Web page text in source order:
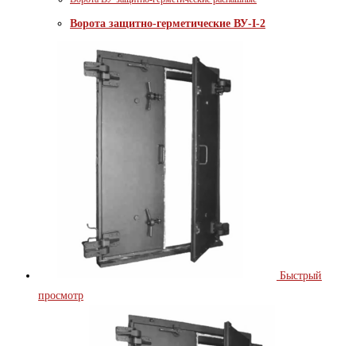
Ворота защитно-герметические ВУ-I-2
Быстрый
просмотр